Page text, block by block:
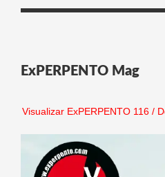
ExPERPENTO Mag
Visualizar ExPERPENTO 116/